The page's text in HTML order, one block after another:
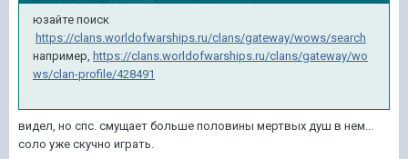
юзайте поиск
https://clans.worldofwarships.ru/clans/gateway/wows/search
например, https://clans.worldofwarships.ru/clans/gateway/wo
ws/clan-profile/428491
видел, но спс. смущает больше половины мертвых душ в нем...
соло уже скучно играть.